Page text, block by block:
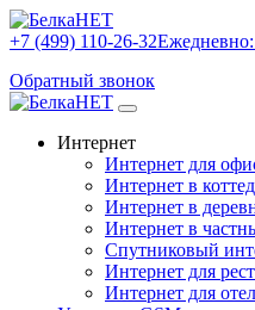
+7 (499) 110-26-32
Обратный звонок
Интернет
Интернет для
Интернет в
Интернет в
Интернет в
Спутниковый
Интернет для
Интернет для